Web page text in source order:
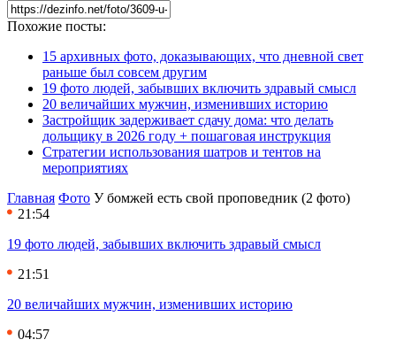
Похожие посты:
15 архивных фото, доказывающих, что дневной свет
раньше был совсем другим
19 фото людей, забывших включить здравый смысл
20 величайших мужчин, изменивших историю
Застройщик задерживает сдачу дома: что делать
дольщику в 2026 году + пошаговая инструкция
Стратегии использования шатров и тентов на
мероприятиях
Главная Фото У бомжей есть свой проповедник (2 фото)
21:54
19 фото людей, забывших включить здравый смысл
21:51
20 величайших мужчин, изменивших историю
04:57